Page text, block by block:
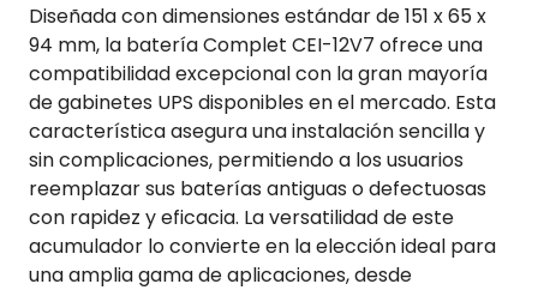
Diseñada con dimensiones estándar de 151 x 65 x
94 mm, la batería Complet CEI-12V7 ofrece una
compatibilidad excepcional con la gran mayoría
de gabinetes UPS disponibles en el mercado. Esta
característica asegura una instalación sencilla y
sin complicaciones, permitiendo a los usuarios
reemplazar sus baterías antiguas o defectuosas
con rapidez y eficacia. La versatilidad de este
acumulador lo convierte en la elección ideal para
una amplia gama de aplicaciones, desde